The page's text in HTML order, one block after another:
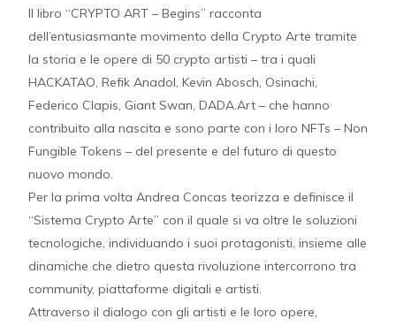
Il libro “CRYPTO ART – Begins” racconta
dell’entusiasmante movimento della Crypto Arte tramite
la storia e le opere di 50 crypto artisti – tra i quali
HACKATAO, Refik Anadol, Kevin Abosch, Osinachi,
Federico Clapis, Giant Swan, DADA.Art – che hanno
contribuito alla nascita e sono parte con i loro NFTs – Non
Fungible Tokens – del presente e del futuro di questo
nuovo mondo.
Per la prima volta Andrea Concas teorizza e definisce il
“Sistema Crypto Arte” con il quale si va oltre le soluzioni
tecnologiche, individuando i suoi protagonisti, insieme alle
dinamiche che dietro questa rivoluzione intercorrono tra
community, piattaforme digitali e artisti.
Attraverso il dialogo con gli artisti e le loro opere,